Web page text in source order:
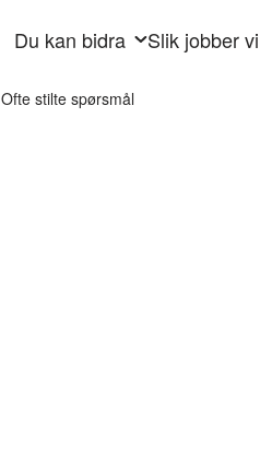
Du kan bidra Slik jobber vi
Ofte stilte spørsmål